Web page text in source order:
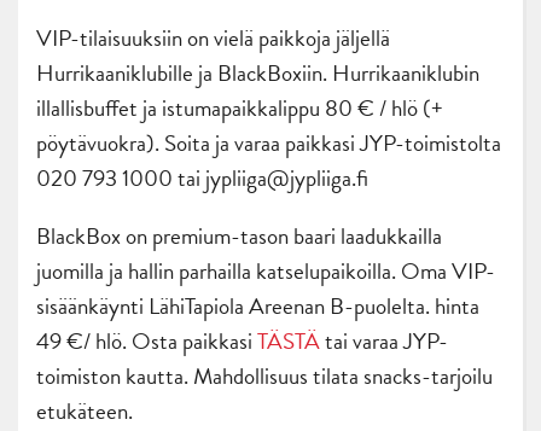
VIP-tilaisuuksiin on vielä paikkoja jäljellä
Hurrikaaniklubille ja BlackBoxiin. Hurrikaaniklubin
illallisbuffet ja istumapaikkalippu 80 € / hlö (+
pöytävuokra). Soita ja varaa paikkasi JYP-toimistolta
020 793 1000 tai jypliiga@jypliiga.fi
BlackBox on premium-tason baari laadukkailla
juomilla ja hallin parhailla katselupaikoilla. Oma VIP-
sisäänkäynti LähiTapiola Areenan B-puolelta. hinta
49 €/ hlö. Osta paikkasiTÄSTÄtai varaa JYP-
toimiston kautta. Mahdollisuus tilata snacks-tarjoilu
etukäteen.